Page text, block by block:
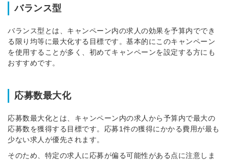
バランス型
バランス型とは、キャンペーン内の求人の効果を予算内ででき
る限り均等に最大化する目標です。基本的にこのキャンペーン
を使用することが多く、初めてキャンペーンを設定する方にも
おすすめです。
応募数最大化
応募数最大化とは、キャンペーン内の求人から予算内で最大の
応募数を獲得する目標です。応募1件の獲得にかかる費用が最も
少ない求人が優先されます。
そのため、特定の求人に応募が偏る可能性がある点に注意しま